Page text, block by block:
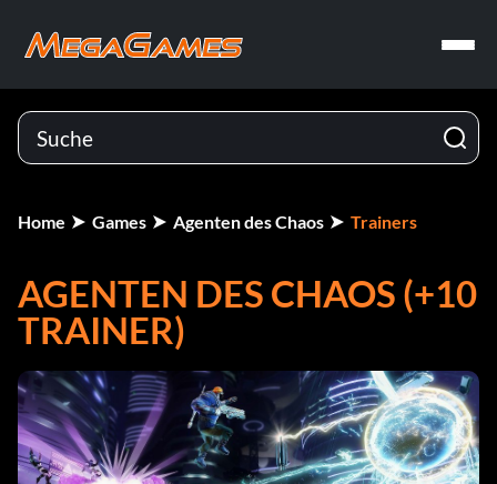
Home Games Agenten des Chaos Trainers
AGENTEN DES CHAOS (+10
TRAINER)